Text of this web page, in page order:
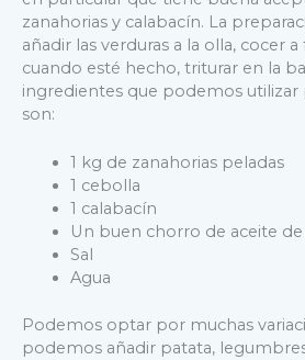
zanahorias y calabacín. La
añadir las verduras a la olla, cocer
cuando esté hecho, triturar en la
ingredientes que podemos utilizar
son:
1 kg de zanahorias peladas
1 cebolla
1 calabacín
Un buen chorro de aceite
Sal
Agua
Podemos optar por muchas
podemos añadir patata,